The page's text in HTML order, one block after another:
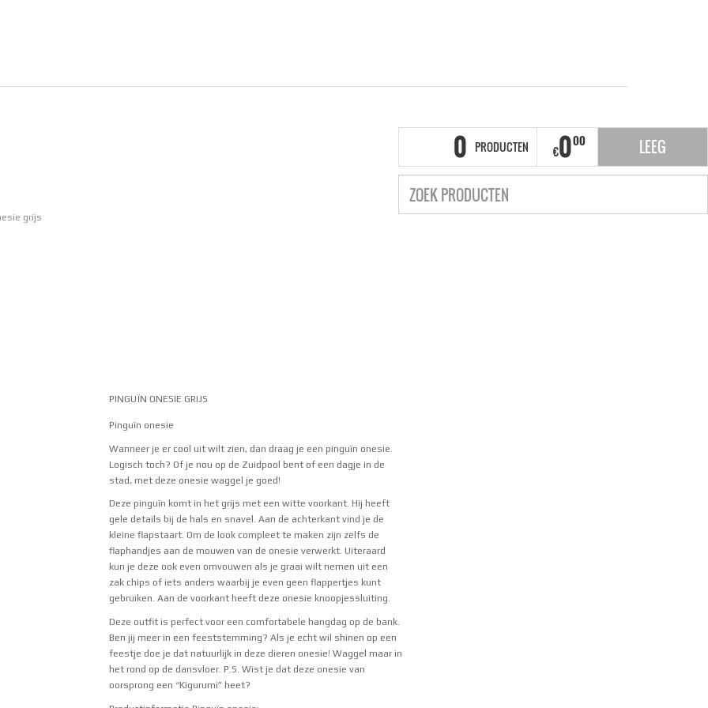
0 PRODUCTEN €000 LEEG
grijs
PINGUÏN ONESIE GRIJS
Pinguïn onesie
Wanneer je er cool uit wilt zien, dan draag je een pinguïn onesie.
Logisch toch? Of je nou op de Zuidpool bent of een dagje in de
stad, met deze onesie waggel je goed!
Deze pinguïn komt in het grijs met een witte voorkant. Hij heeft
gele details bij de hals en snavel. Aan de achterkant vind je de
kleine flapstaart. Om de look compleet te maken zijn zelfs de
flaphandjes aan de mouwen van de onesie verwerkt. Uiteraard
kun je deze ook even omvouwen als je graai wilt nemen uit een
zak chips of iets anders waarbij je even geen flappertjes kunt
gebruiken. Aan de voorkant heeft deze onesie knoopjessluiting.
Deze outfit is perfect voor een comfortabele hangdag op de bank.
Ben jij meer in een feeststemming? Als je echt wil shinen op een
feestje doe je dat natuurlijk in deze dieren onesie! Waggel maar in
het rond op de dansvloer. P.S. Wist je dat deze onesie van
oorsprong een “Kigurumi” heet?